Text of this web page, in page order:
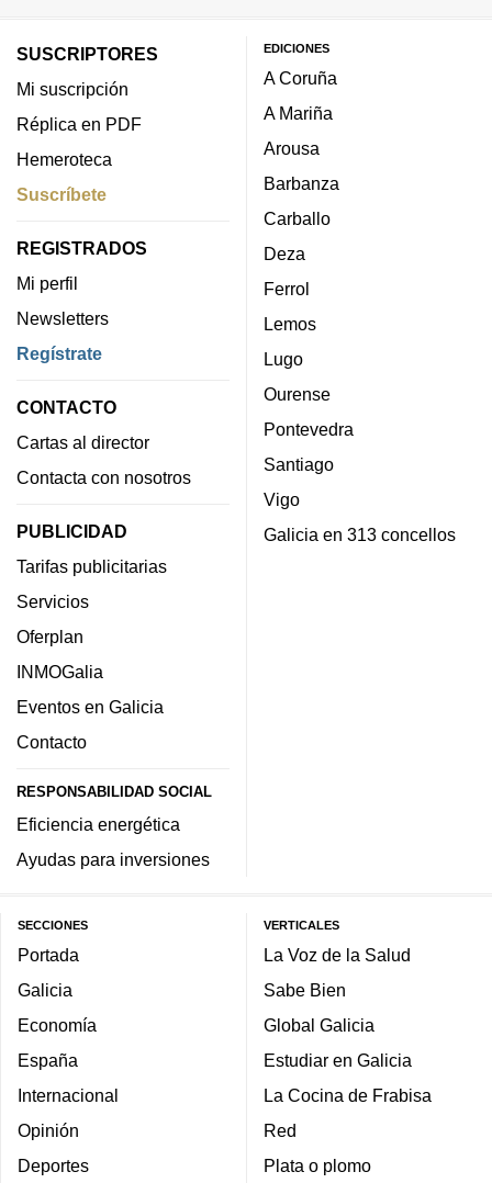
SUSCRIPTORES
Mi suscripción
Réplica en PDF
Hemeroteca
Suscríbete
REGISTRADOS
Mi perfil
Newsletters
Regístrate
CONTACTO
Cartas al director
Contacta con nosotros
PUBLICIDAD
Tarifas publicitarias
Servicios
Oferplan
INMOGalia
Eventos en Galicia
Contacto
RESPONSABILIDAD SOCIAL
Eficiencia energética
Ayudas para inversiones
EDICIONES
A Coruña
A Mariña
Arousa
Barbanza
Carballo
Deza
Ferrol
Lemos
Lugo
Ourense
Pontevedra
Santiago
Vigo
Galicia en 313 concellos
SECCIONES
Portada
Galicia
Economía
España
Internacional
Opinión
Deportes
VERTICALES
La Voz de la Salud
Sabe Bien
Global Galicia
Estudiar en Galicia
La Cocina de Frabisa
Red
Plata o plomo